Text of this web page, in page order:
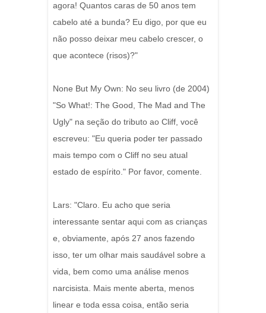
agora! Quantos caras de 50 anos tem
cabelo até a bunda? Eu digo, por que eu
não posso deixar meu cabelo crescer, o
que acontece (risos)?"
None But My Own: No seu livro (de 2004)
"So What!: The Good, The Mad and The
Ugly" na seção do tributo ao Cliff, você
escreveu: "Eu queria poder ter passado
mais tempo com o Cliff no seu atual
estado de espírito." Por favor, comente.
Lars: "Claro. Eu acho que seria
interessante sentar aqui com as crianças
e, obviamente, após 27 anos fazendo
isso, ter um olhar mais saudável sobre a
vida, bem como uma análise menos
narcisista. Mais mente aberta, menos
linear e toda essa coisa, então seria